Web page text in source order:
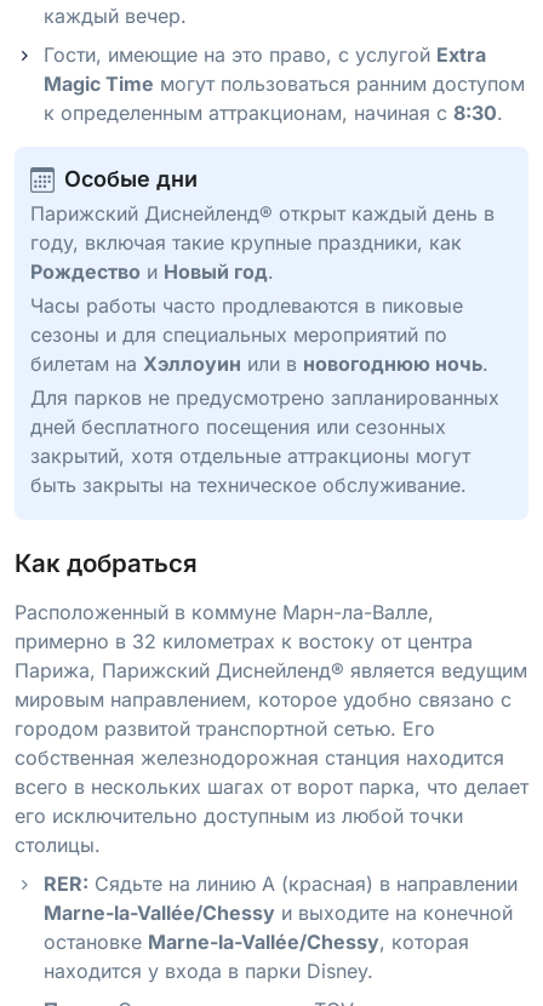
каждый вечер.
Гости, имеющие на это право, с услугой Extra
Magic Time могут пользоваться ранним доступом
к определенным аттракционам, начиная с 8:30.
Особые дни
Парижский Диснейленд® открыт каждый день в
году, включая такие крупные праздники, как
Рождество и Новый год.
Часы работы часто продлеваются в пиковые
сезоны и для специальных мероприятий по
билетам на Хэллоуин или в новогоднюю ночь.
Для парков не предусмотрено запланированных
дней бесплатного посещения или сезонных
закрытий, хотя отдельные аттракционы могут
быть закрыты на техническое обслуживание.
Как добраться
Расположенный в коммуне Марн-ла-Валле,
примерно в 32 километрах к востоку от центра
Парижа, Парижский Диснейленд® является ведущим
мировым направлением, которое удобно связано с
городом развитой транспортной сетью. Его
собственная железнодорожная станция находится
всего в нескольких шагах от ворот парка, что делает
его исключительно доступным из любой точки
столицы.
RER: Сядьте на линию A (красная) в направлении
Marne-la-Vallée/Chessy и выходите на конечной
остановке Marne-la-Vallée/Chessy, которая
находится у входа в парки Disney.